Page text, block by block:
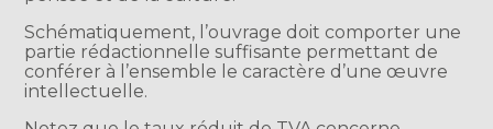
Schématiquement, l’ouvrage doit comporter une
partie rédactionnelle suffisante permettant de
conférer à l’ensemble le caractère d’une œuvre
intellectuelle.